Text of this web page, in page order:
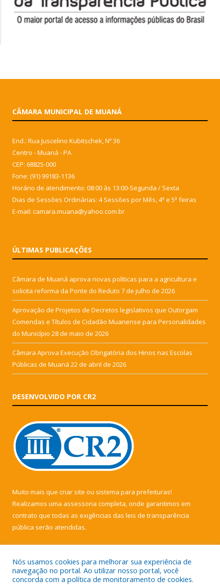
CÂMARA MUNICIPAL DE MUANÁ
End.: Rua Juscelino Kubitschek, Nº 36
Centro - Muaná - PA
CEP: 68825-000
Fone: (91) 99183-1136
Horário de atendimento: 08:00 às 13:00-Segunda / Sexta
Dias de Sessões Ordinárias: 4 Sessões por Mês, 4ª e 5ª feiras
E-mail: camara.muana@yahoo.com.br
ÚLTIMAS PUBLICAÇÕES
Câmara de Muaná aprova novas políticas para a agricultura e
solicita reforma da Ponte do Reduto 7 de julho de 2026
Aprovação de Projetos de Decretos legislativos que Outorgam
Comendas e Títulos de Cidadão Muanense para Personalidades
do Município 28 de maio de 2026
Câmara Aprova Execução Obrigatória dos Hinos nas Escolas
Públicas de Muaná 22 de abril de 2026
DESENVOLVIDO POR CR2
Muito mais que criar site ou sistema para prefeituras!
Realizamos uma assessoria completa, onde garantimos em
contrato que todas as exigências das leis de transparência
pública serão atendidas.
Nós usamos cookies para melhorar sua experiência de
navegação no portal. Ao utilizar nosso portal, você
concorda com a política de monitoramento de cookies.